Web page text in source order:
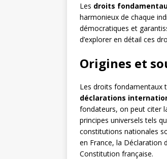
Les droits
harmonieux de chaque
démocratiques et
d’explorer en détail ces
Origines et
Les droits fondamentaux
déclarations
fondateurs, on peut citer
principes universels tels
constitutions nationales
en France, la Déclaration
Constitution française.